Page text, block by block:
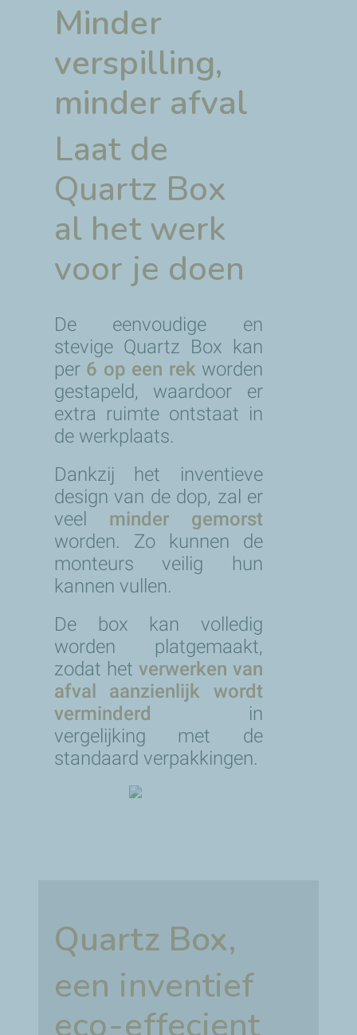
Minder
verspilling,
minder afval
Laat de
Quartz Box
al het werk
voor je doen
De eenvoudige en
stevige Quartz Box kan
per 6 op een rek worden
gestapeld, waardoor er
extra ruimte ontstaat in
de werkplaats.
Dankzij het inventieve
design van de dop, zal er
veel minder gemorst
worden. Zo kunnen de
monteurs veilig hun
kannen vullen.
De box kan volledig
worden platgemaakt,
zodat het verwerken van
afval aanzienlijk wordt
verminderd
in
vergelijking met de
standaard verpakkingen.
Quartz Box,
een inventief
eco-effecient